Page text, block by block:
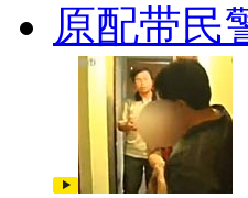
原配带民